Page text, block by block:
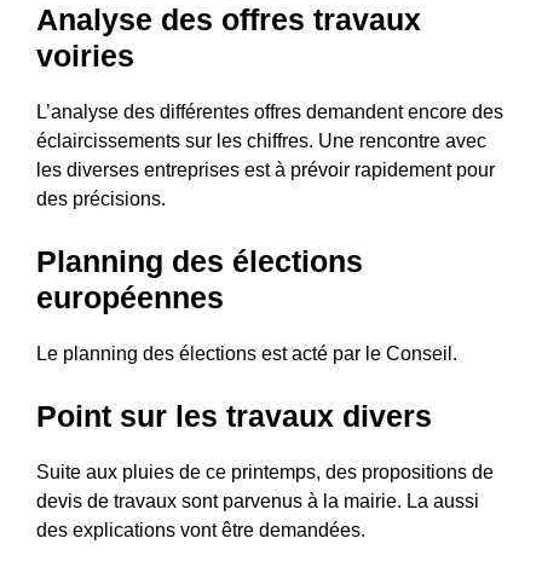
Analyse des offres travaux
voiries
L’analyse des différentes offres demandent encore des
éclaircissements sur les chiffres. Une rencontre avec
les diverses entreprises est à prévoir rapidement pour
des précisions.
Planning des élections
européennes
Le planning des élections est acté par le Conseil.
Point sur les travaux divers
Suite aux pluies de ce printemps, des propositions de
devis de travaux sont parvenus à la mairie. La aussi
des explications vont être demandées.